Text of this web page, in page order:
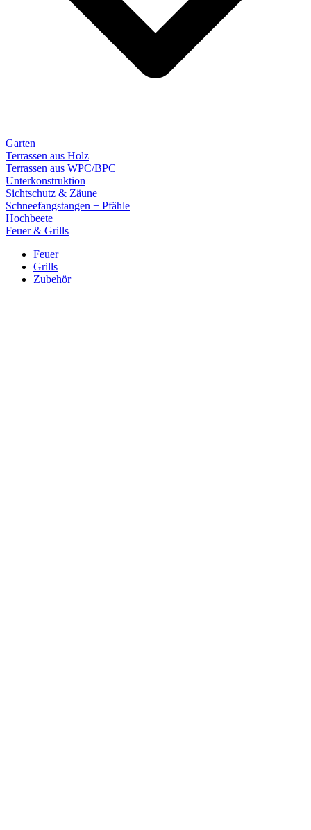
Garten
Terrassen aus Holz
Terrassen aus WPC/BPC
Unterkonstruktion
Sichtschutz & Zäune
Schneefangstangen + Pfähle
Hochbeete
Feuer & Grills
Feuer
Grills
Zubehör